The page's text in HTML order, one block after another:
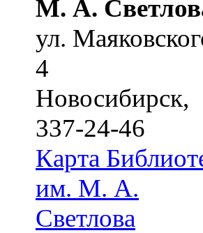
М. А.
ул.
4
Новосибирск,
337-24-46
Карта
им. М. А.
Светлова